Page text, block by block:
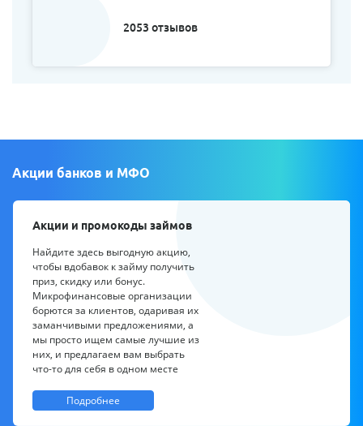
2053 отзывов
Акции банков и МФО
Акции и промокоды займов
Найдите здесь выгодную акцию,
чтобы вдобавок к займу получить
приз, скидку или бонус.
Микрофинансовые организации
борются за клиентов, одаривая их
заманчивыми предложениями, а
мы просто ищем самые лучшие из
них, и предлагаем вам выбрать
что-то для себя в одном месте
Подробнее